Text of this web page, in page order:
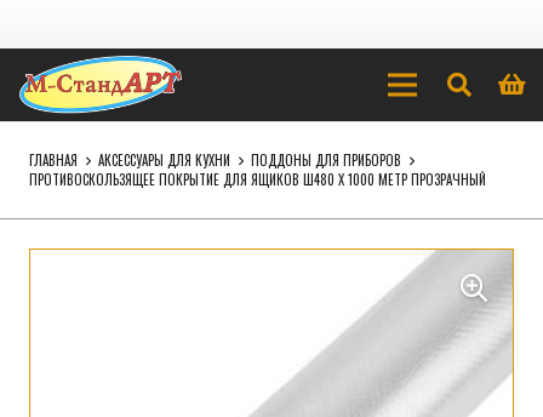
ГЛАВНАЯ АКСЕССУАРЫ ДЛЯ КУХНИ
ПОДДОНЫ ДЛЯ ПРИБОРОВ
ПРОТИВОСКОЛЬЗЯЩЕЕ ПОКРЫТИЕ ДЛЯ ЯЩИКОВ Ш480 Х 1000 МЕТР ПРОЗРАЧНЫЙ